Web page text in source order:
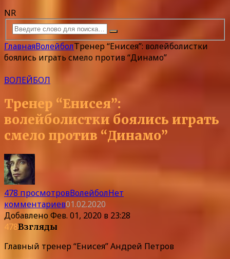
NR
ГлавнаяВолейболТренер “Енисея”: волейболистки
боялись играть смело против “Динамо”
ВОЛЕЙБОЛ
Тренер “Енисея”:
волейболистки боялись играть
смело против “Динамо”
478 просмотровВолейболНет
комментариев01.02.2020
ДобавленоФев. 01, 2020 в 23:28
478Взгляды
Главный тренер “Енисея” Андрей Петров